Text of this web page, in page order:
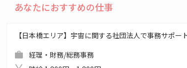
あなたにおすすめの仕事
【日本橋エリア】宇宙に関する社団法人で事務サポ
経理・財務/総務事務